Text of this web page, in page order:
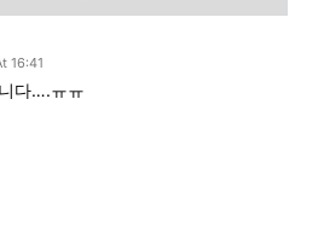
16:41
다….ㅠㅠ